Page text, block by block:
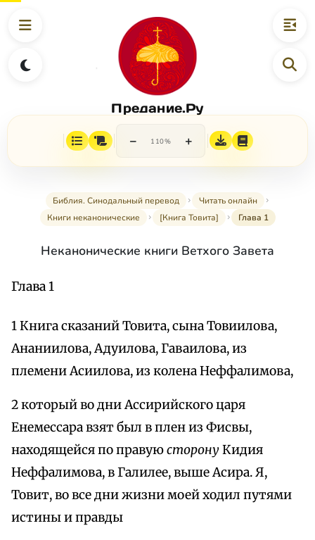
Предание.Ру
− 110% +
Библия. Синодальный перевод
Читать онлайн
Книги неканонические
[Книга Товита] Глава 1
Неканонические книги Ветхого Завета
Глава 1
1 Книга сказаний Товита, сына Товиилова,
Ананиилова, Адуилова, Гаваилова, из
племени Асиилова, из колена Неффалимова,
2 который во дни Ассирийского царя
Енемессара взят был в плен из Фисвы,
находящейся по правуюсторонуКидия
Неффалимова, в Галилее, выше Асира. Я,
Товит, во все дни жизни моей ходил путями
истины и правды